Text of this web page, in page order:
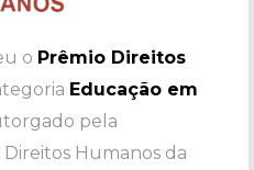
o Prêmio Direitos
Educação em
pela
Humanos da